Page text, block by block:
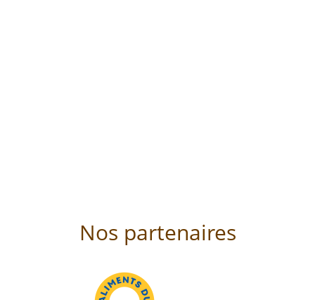
Nos partenaires